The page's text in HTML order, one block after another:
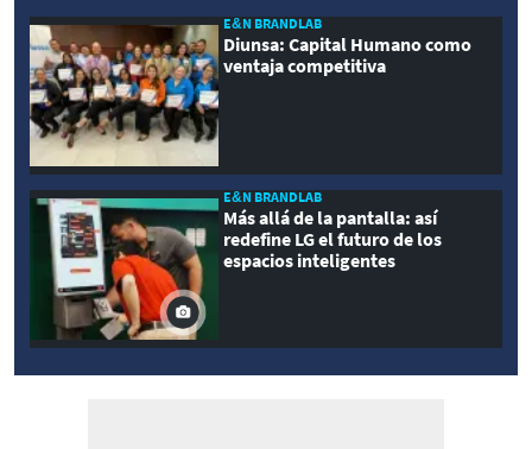
E&N BRANDLAB
Diunsa: Capital Humano como
ventaja competitiva
E&N BRANDLAB
Más allá de la pantalla: así
redefine LG el futuro de los
espacios inteligentes